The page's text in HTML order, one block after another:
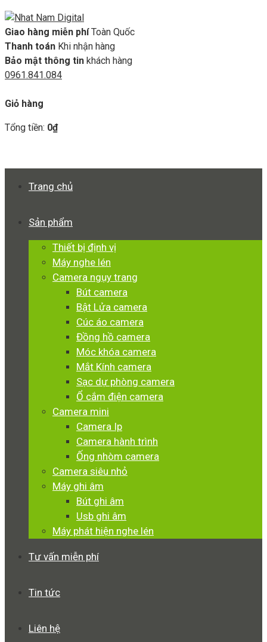
Giao hàng miễn phí Toàn Quốc
Thanh toán Khi nhận hàng
Bảo mật thông tin khách hàng
0961.841.084
Giỏ hàng
Tổng tiền: 0₫
Trang chủ
Sản phẩm
Thiết bị định vị
Máy nghe lén
Camera ngụy trang
Bút camera
Bật Lửa camera
Cúc áo camera
Đồng hồ camera
Móc khóa camera
Mắt Kính camera
Sạc dự phòng camera
Ổ cắm điện camera
Camera mini
Camera Ip
Camera hành trình
Ống nhòm camera
Camera siêu nhỏ
Máy ghi âm
Bút ghi âm
Usb ghi âm
Máy phát hiện nghe lén
Tư vấn miễn phí
Tin tức
Liên hệ